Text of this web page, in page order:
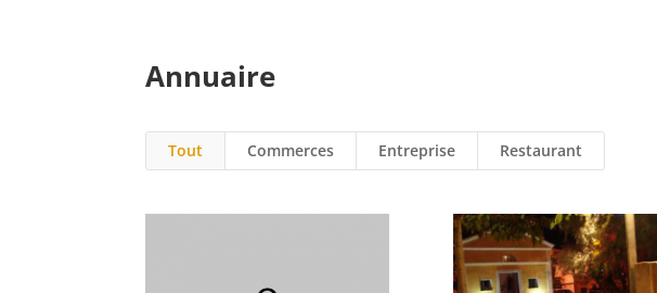
Annuaire
Tout Commerces Entreprise Restaurant